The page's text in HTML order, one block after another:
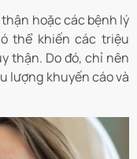
hoặc các bệnh lý
thể khiến các triệu
thận. Do đó, chỉ nên
lượng khuyến cáo và